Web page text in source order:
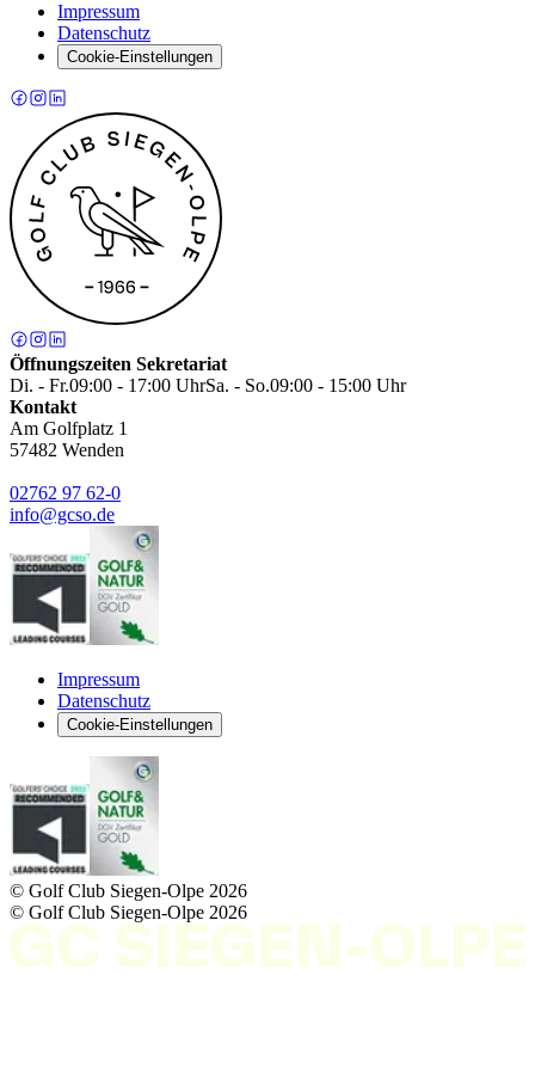
Impressum
Datenschutz
Cookie-Einstellungen
Öffnungszeiten Sekretariat
Di. - Fr.09:00 - 17:00 UhrSa. - So.09:00 - 15:00 Uhr
Kontakt
Am Golfplatz 1
57482 Wenden
02762 97 62-0
info@gcso.de
Impressum
Datenschutz
Cookie-Einstellungen
© Golf Club Siegen-Olpe 2026
© Golf Club Siegen-Olpe 2026